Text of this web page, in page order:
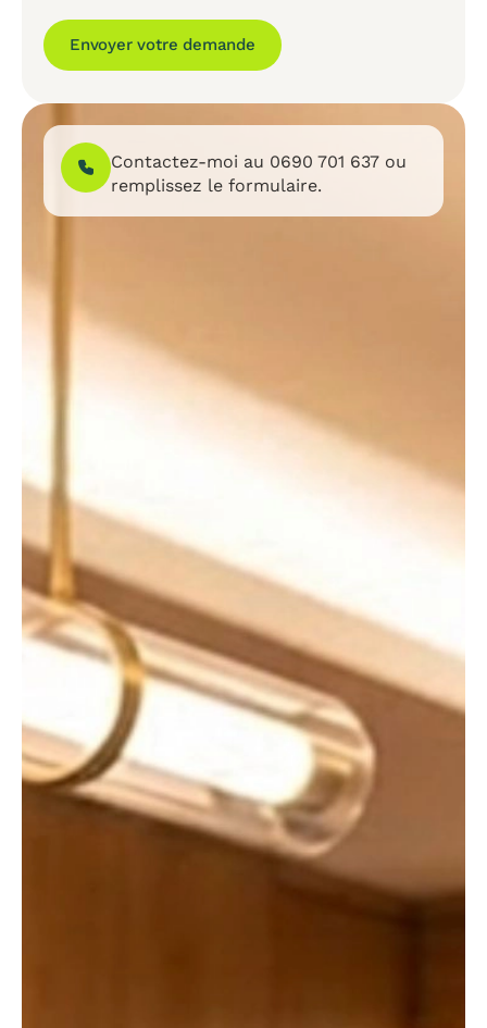
Envoyer votre demande
Contactez-moi au 0690 701 637 ou
remplissez le formulaire.